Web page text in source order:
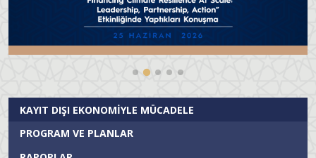
KAYIT DIŞI EKONOMIYLE MÜCADELE
PROGRAM VE PLANLAR